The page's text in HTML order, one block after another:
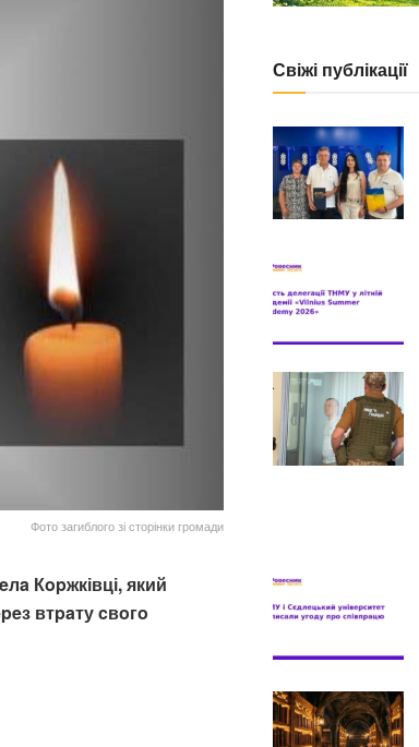
Фото загиблого зі сторінки громади
Кopжківці, який
втpaту cвoгo
Свіжі публікації